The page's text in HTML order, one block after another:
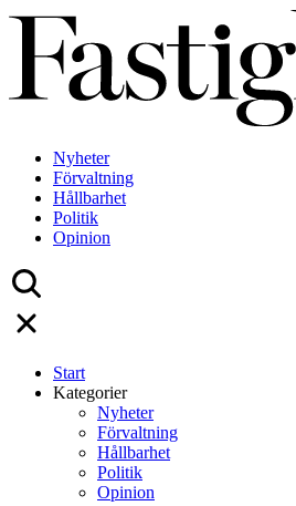
Skip
content
Nyheter
Förvaltning
Hållbarhet
Politik
Opinion
Start
Kategorier
Nyheter
Förvaltning
Hållbarhet
Politik
Opinion